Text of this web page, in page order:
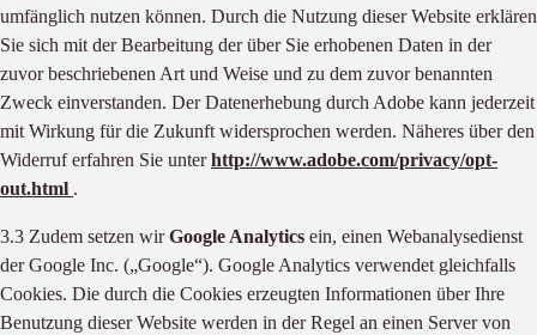
umfänglich nutzen können. Durch die Nutzung dieser Website erklären
Sie sich mit der Bearbeitung der über Sie erhobenen Daten in der
zuvor beschriebenen Art und Weise und zu dem zuvor benannten
Zweck einverstanden. Der Datenerhebung durch Adobe kann jederzeit
mit Wirkung für die Zukunft widersprochen werden. Näheres über den
Widerruf erfahren Sie unterhttp://www.adobe.com/privacy/opt-
out.html .
3.3 Zudem setzen wirGoogle Analytics ein, einen Webanalysedienst
der Google Inc. („Google“). Google Analytics verwendet gleichfalls
Cookies. Die durch die Cookies erzeugten Informationen über Ihre
Benutzung dieser Website werden in der Regel an einen Server von